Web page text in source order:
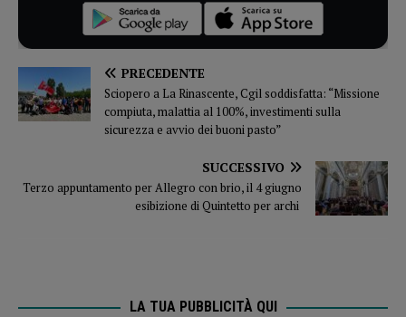
PRECEDENTE
Sciopero a La Rinascente, Cgil soddisfatta: “Missione
compiuta, malattia al 100%, investimenti sulla
sicurezza e avvio dei buoni pasto”
SUCCESSIVO
Terzo appuntamento per Allegro con brio, il 4 giugno
esibizione di Quintetto per archi
LA TUA PUBBLICITÀ QUI